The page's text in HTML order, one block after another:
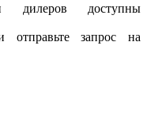
доступны
запрос на